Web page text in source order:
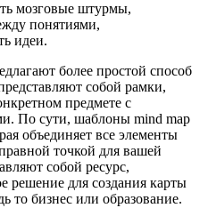
мозговые штурмы,
понятиями,
идеи.
более простой способ
собой рамки,
предмете с
По сути, шаблоны mind map
объединяет все элементы
точкой для вашей
собой ресурс,
решение для создания карты
то бизнес или образование.